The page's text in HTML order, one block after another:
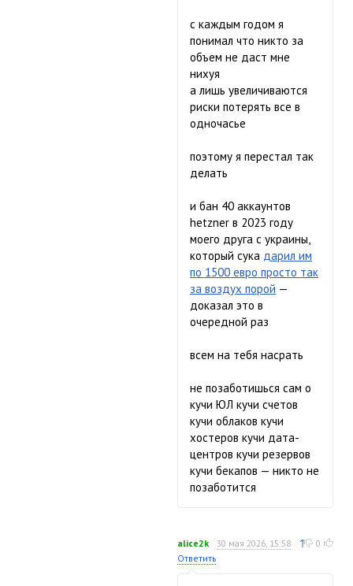
с каждым годом я
понимал что никто за
объем не даст мне
нихуя
а лишь увеличиваются
риски потерять все в
одночасье
поэтому я перестал так
делать
и бан 40 аккаунтов
hetzner в 2023 году
моего друга с украины,
который сука дарил им
по 1500 евро просто так
за воздух порой —
доказал это в
очередной раз
всем на тебя насрать
не позаботишься сам о
кучи ЮЛ кучи счетов
кучи облаков кучи
хостеров кучи дата-
центров кучи резервов
кучи бекапов — никто не
позаботится
alice2k 30 мая 2026, 15:58 ↑
0
Ответить